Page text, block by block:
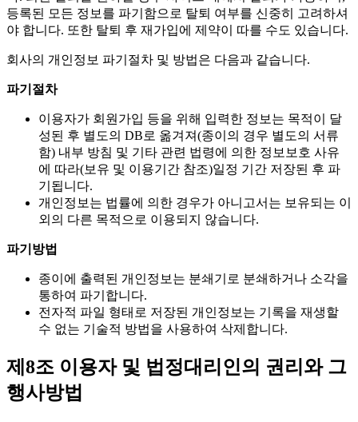
등록된 모든 정보를 파기함으로 탈퇴 여부를 신중히 고려하셔
야 합니다. 또한 탈퇴 후 재가입에 제약이 따를 수도 있습니다.
회사의 개인정보 파기절차 및 방법은 다음과 같습니다.
파기절차
이용자가 회원가입 등을 위해 입력한 정보는 목적이 달
성된 후 별도의 DB로 옮겨져(종이의 경우 별도의 서류
함) 내부 방침 및 기타 관련 법령에 의한 정보보호 사유
에 따라(보유 및 이용기간 참조)일정 기간 저장된 후 파
기됩니다.
개인정보는 법률에 의한 경우가 아니고서는 보유되는 이
외의 다른 목적으로 이용되지 않습니다.
파기방법
종이에 출력된 개인정보는 분쇄기로 분쇄하거나 소각을
통하여 파기합니다.
전자적 파일 형태로 저장된 개인정보는 기록을 재생할
수 없는 기술적 방법을 사용하여 삭제합니다.
제8조 이용자 및 법정대리인의 권리와 그
행사방법